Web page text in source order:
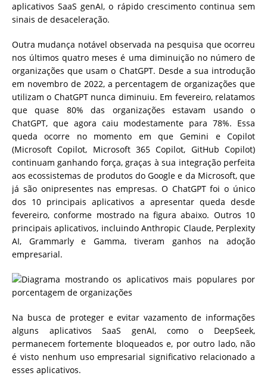
aplicativos SaaS genAI, o rápido crescimento continua sem
sinais de desaceleração.
Outra mudança notável observada na pesquisa que ocorreu
nos últimos quatro meses é uma diminuição no número de
organizações que usam o ChatGPT. Desde a sua introdução
em novembro de 2022, a percentagem de organizações que
utilizam o ChatGPT nunca diminuiu. Em fevereiro, relatamos
que quase 80% das organizações estavam usando o
ChatGPT, que agora caiu modestamente para 78%. Essa
queda ocorre no momento em que Gemini e Copilot
(Microsoft Copilot, Microsoft 365 Copilot, GitHub Copilot)
continuam ganhando força, graças à sua integração perfeita
aos ecossistemas de produtos do Google e da Microsoft, que
já são onipresentes nas empresas. O ChatGPT foi o único
dos 10 principais aplicativos a apresentar queda desde
fevereiro, conforme mostrado na figura abaixo. Outros 10
principais aplicativos, incluindo Anthropic Claude, Perplexity
AI, Grammarly e Gamma, tiveram ganhos na adoção
empresarial.
Na busca de proteger e evitar vazamento de informações
alguns aplicativos SaaS genAI, como o DeepSeek,
permanecem fortemente bloqueados e, por outro lado, não
é visto nenhum uso empresarial significativo relacionado a
esses aplicativos.